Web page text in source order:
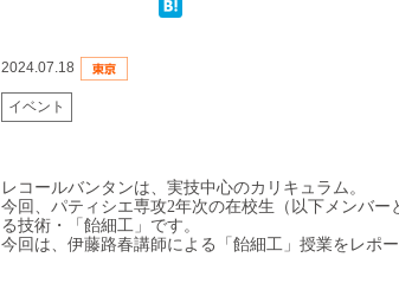
2024.07.18
イベント
レコールバンタンは、実技中心のカリキュラム。
今回、パティシエ専攻2年次の在校生（以下メンバ
る技術・「飴細工」です。
今回は、伊藤路春講師による「飴細工」授業をレポー